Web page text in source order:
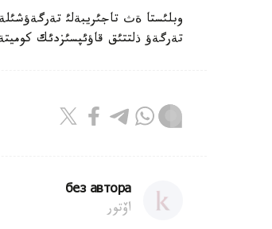
وبلئستا ةث تاجئريبةلئ
تةرگةؤ ذلتتئق قاؤئپسئزدئك
без автора
اۆتور